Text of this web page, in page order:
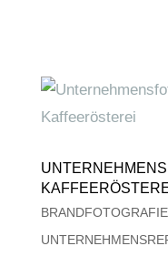
BRANDFOTOGRAFIE